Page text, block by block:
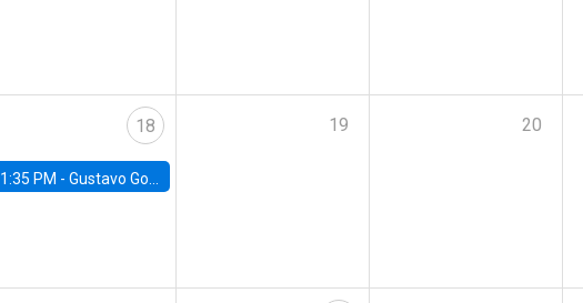
18
1:35 PM - Gustavo González, Banco Central de Chile
19 20